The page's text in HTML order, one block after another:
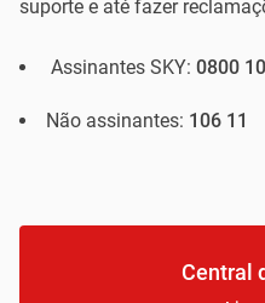
suporte e até fazer
Assinantes SKY: 0800
Não assinantes: 106 11
Central